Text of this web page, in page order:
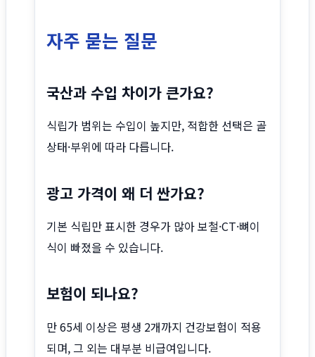
자주 묻는 질문
국산과 수입 차이가 큰가요?
식립가 범위는 수입이 높지만, 적합한 선택은 골
상태·부위에 따라 다릅니다.
광고 가격이 왜 더 싼가요?
기본 식립만 표시한 경우가 많아 보철·CT·뼈이
식이 빠졌을 수 있습니다.
보험이 되나요?
만 65세 이상은 평생 2개까지 건강보험이 적용
되며, 그 외는 대부분 비급여입니다.